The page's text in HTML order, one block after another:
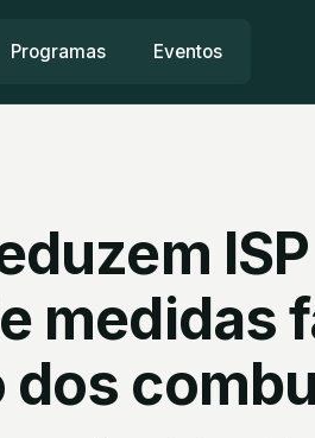
Programas Eventos
medidas
dos